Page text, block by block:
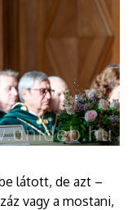
látott, de azt –
vagy a mostani,